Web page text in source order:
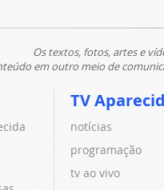
Os textos, fotos, artes e
em outro meio de
TV
notícias
programação
tv ao vivo